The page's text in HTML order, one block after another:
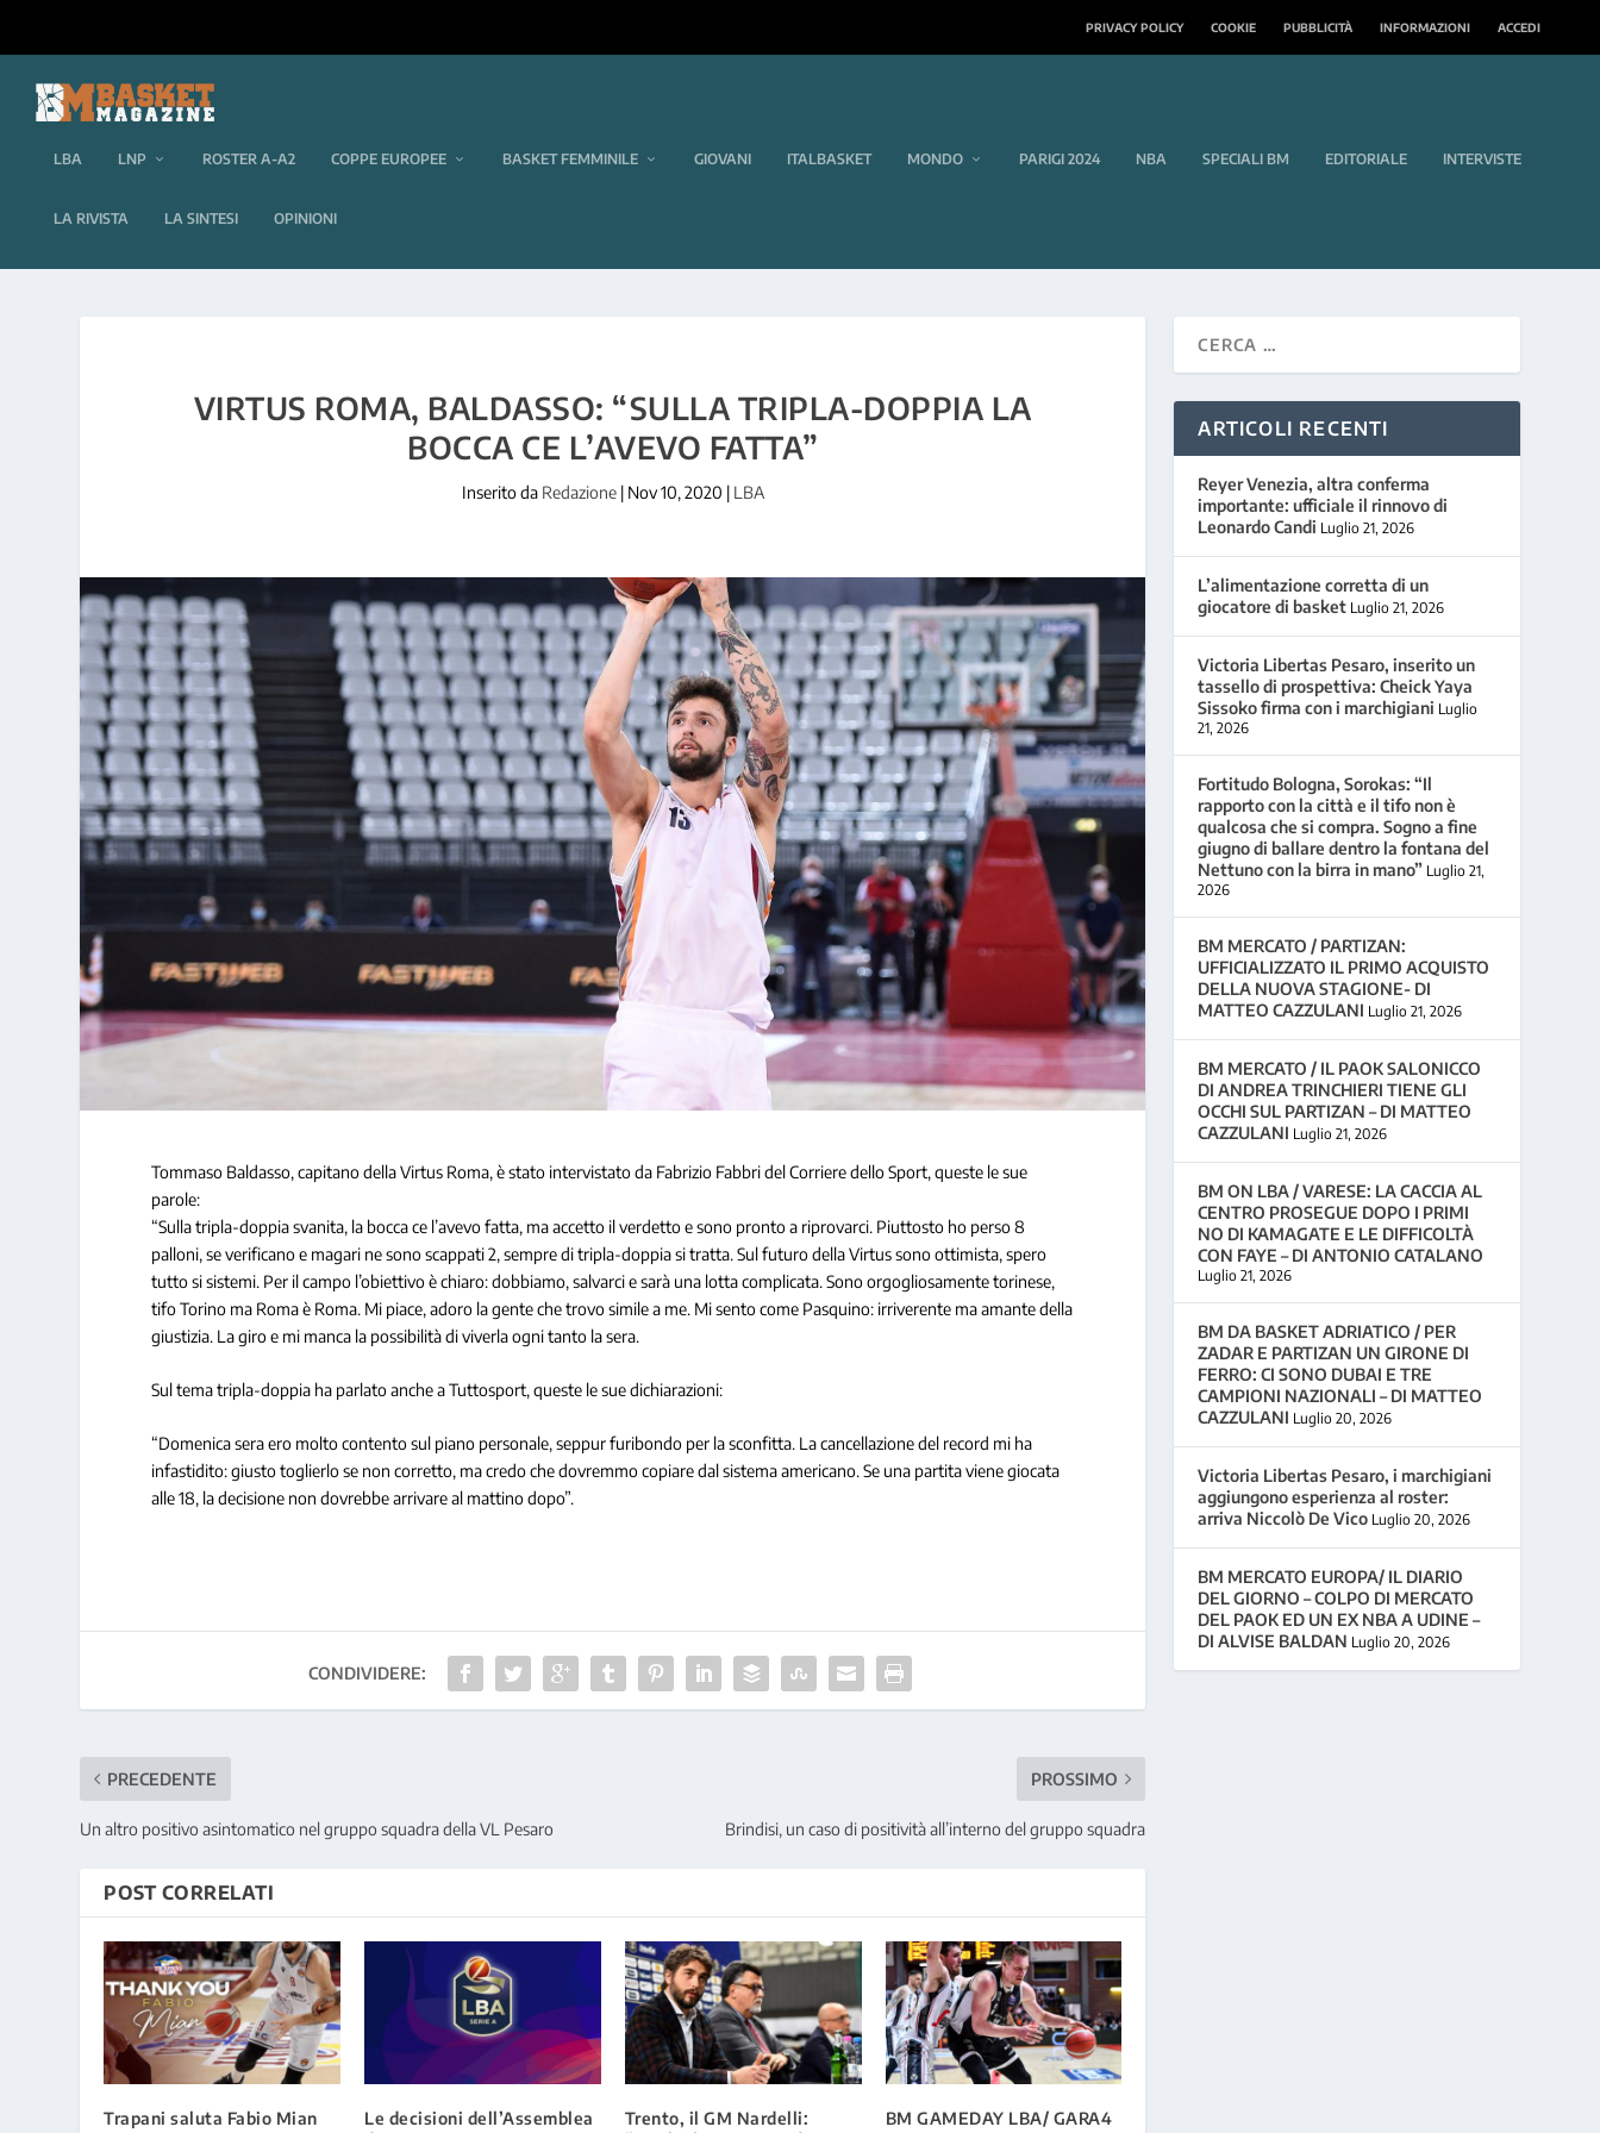
PRIVACY POLICY COOKIE PUBBLICITÀ INFORMAZIONI ACCEDI
LBA LNP ROSTER A-A2 COPPE EUROPEE BASKET FEMMINILE GIOVANI ITALBASKET MONDO PARIGI 2024 NBA SPECIALI BM EDITORIALE INTERVISTE
LA RIVISTA LA SINTESI OPINIONI
VIRTUS ROMA, BALDASSO: “SULLA TRIPLA-DOPPIA LA
BOCCA CE L’AVEVO FATTA”
Inserito da Redazione| Nov 10, 2020 | LBA
Tommaso Baldasso, capitano della Virtus Roma, è stato intervistato da Fabrizio Fabbri del Corriere dello Sport, queste le sue
parole:
“Sulla tripla-doppia svanita, la bocca ce l’avevo fatta, ma accetto il verdetto e sono pronto a riprovarci. Piuttosto ho perso 8
palloni, se verificano e magari ne sono scappati 2, sempre di tripla-doppia si tratta. Sul futuro della Virtus sono ottimista, spero
tutto si sistemi. Per il campo l’obiettivo è chiaro: dobbiamo, salvarci e sarà una lotta complicata. Sono orgogliosamente torinese,
tifo Torino ma Roma è Roma. Mi piace, adoro la gente che trovo simile a me. Mi sento come Pasquino: irriverente ma amante della
giustizia. La giro e mi manca la possibilità di viverla ogni tanto la sera.
Sul tema tripla-doppia ha parlato anche a Tuttosport, queste le sue dichiarazioni:
“Domenica sera ero molto contento sul piano personale, seppur furibondo per la sconfitta. La cancellazione del record mi ha
infastidito: giusto toglierlo se non corretto, ma credo che dovremmo copiare dal sistema americano. Se una partita viene giocata
alle 18, la decisione non dovrebbe arrivare al mattino dopo”.
CONDIVIDERE:
PRECEDENTE
Un altro positivo asintomatico nel gruppo squadra della VL Pesaro
PROSSIMO
Brindisi, un caso di positività all’interno del gruppo squadra
POST CORRELATI
Trapani saluta Fabio Mian
Le decisioni dell’Assemblea
Trento, il GM Nardelli:
BM GAMEDAY LBA/ GARA4
ARTICOLI RECENTI
Reyer Venezia, altra conferma
importante: ufficiale il rinnovo di
Leonardo Candi Luglio 21, 2026
L’alimentazione corretta di un
giocatore di basket Luglio 21, 2026
Victoria Libertas Pesaro, inserito un
tassello di prospettiva: Cheick Yaya
Sissoko firma con i marchigiani Luglio
21, 2026
Fortitudo Bologna, Sorokas: “Il
rapporto con la città e il tifo non è
qualcosa che si compra. Sogno a fine
giugno di ballare dentro la fontana del
Nettuno con la birra in mano” Luglio 21,
2026
BM MERCATO / PARTIZAN:
UFFICIALIZZATO IL PRIMO ACQUISTO
DELLA NUOVA STAGIONE- DI
MATTEO CAZZULANI Luglio 21, 2026
BM MERCATO / IL PAOK SALONICCO
DI ANDREA TRINCHIERI TIENE GLI
OCCHI SUL PARTIZAN – DI MATTEO
CAZZULANI Luglio 21, 2026
BM ON LBA / VARESE: LA CACCIA AL
CENTRO PROSEGUE DOPO I PRIMI
NO DI KAMAGATE E LE DIFFICOLTÀ
CON FAYE – DI ANTONIO CATALANO
Luglio 21, 2026
BM DA BASKET ADRIATICO / PER
ZADAR E PARTIZAN UN GIRONE DI
FERRO: CI SONO DUBAI E TRE
CAMPIONI NAZIONALI – DI MATTEO
CAZZULANI Luglio 20, 2026
Victoria Libertas Pesaro, i marchigiani
aggiungono esperienza al roster:
arriva Niccolò De Vico Luglio 20, 2026
BM MERCATO EUROPA/ IL DIARIO
DEL GIORNO – COLPO DI MERCATO
DEL PAOK ED UN EX NBA A UDINE –
DI ALVISE BALDAN Luglio 20, 2026